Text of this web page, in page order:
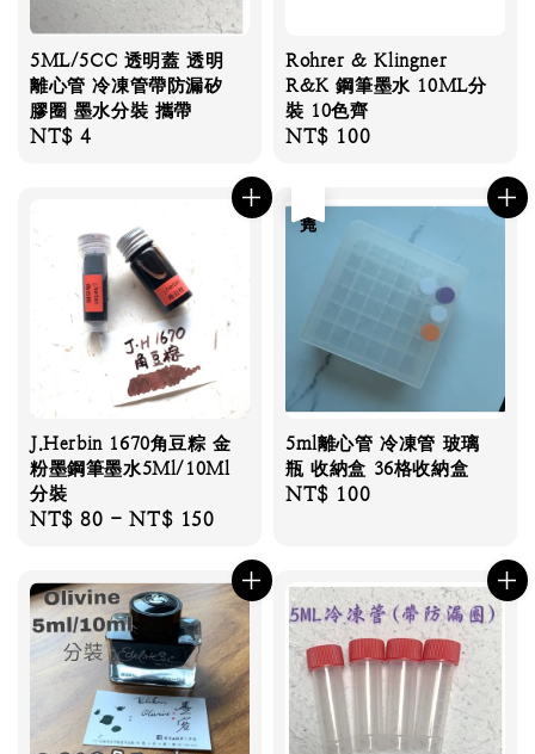
5ML/5CC 透明蓋 透明
離心管 冷凍管帶防漏矽
膠圈 墨水分裝 攜帶
Regular
NT$ 4
Rohrer & Klingner
R&K 鋼筆墨水 10ML分
裝 10色齊
Regular
NT$ 100
J.Herbin 1670角豆粽 金
粉墨鋼筆墨水5Ml/10Ml
分裝
Regular
NT$ 80 -NT$ 150
5ml離心管 冷凍管 玻璃
瓶 收納盒 36格收納盒
Regular
NT$ 100